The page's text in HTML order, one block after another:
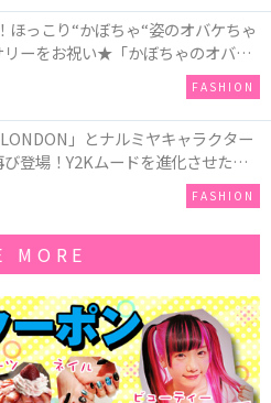
っこり“かぼちゃ“姿のオバケちゃ
リーをお祝い★「かぼちゃのオバケ
」が新発売！Q-pot CAFE.では
バケーキプレート」も登場
FASHION
LONDON」とナルミヤキャラクター
登場！Y2Kムードを進化させた新
発売♪
FASHION
MORE